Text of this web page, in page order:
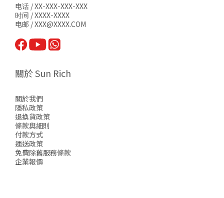
电话 / XX-XXX-XXX-XXX
时间 / XXXX-XXXX
电邮 / XXX@XXXX.COM
關於 Sun Rich
關於我們
隱私政策
退換貨政策
條款與細則
付款方式
運送政策
免費除舊服務條款
企業報價